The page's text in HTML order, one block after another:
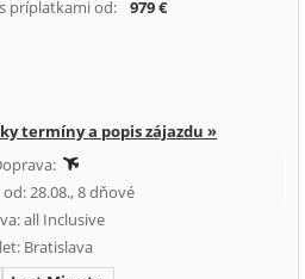
príplatkami od:
979 €
termíny a popis zájazdu »
28.08., 8 dňové
all Inclusive
Bratislava